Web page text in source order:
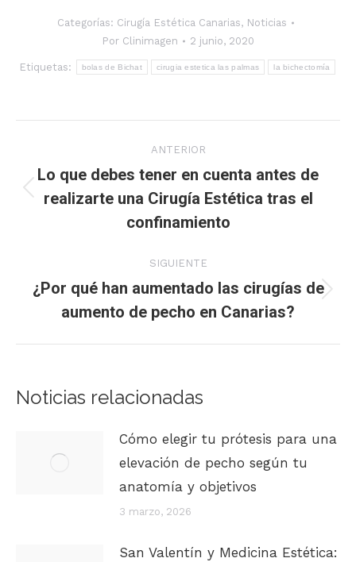
Categorías: Cirugía Estética Canarias, Noticias
Por Clinimagen 2 junio, 2020
Etiquetas: bolas de Bichat cirugia estetica las palmas la bichectomía
entre
publicaciones
ANTERIOR
Publicación
anterior:
Lo que debes tener en cuenta antes de
realizarte una Cirugía Estética tras el
confinamiento
SIGUIENTE
¿Por qué han aumentado las cirugías de
aumento de pecho en Canarias?
Noticias relacionadas
Cómo elegir tu prótesis para una
elevación de pecho según tu
anatomía y objetivos
3 marzo, 2026
San Valentín y Medicina Estética: